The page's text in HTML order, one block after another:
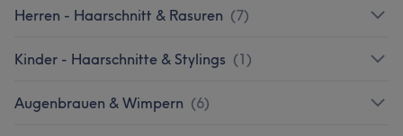
Herren - Haarschnitt & Rasuren (7)
Kinder - Haarschnitte & Stylings (1)
Augenbrauen & Wimpern (6)